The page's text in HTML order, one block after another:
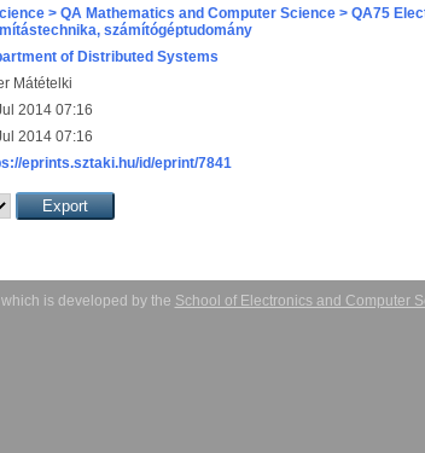
> QA Mathematics and Computer Science > QA75
számítógéptudomány
of Distributed Systems
Mátételki
2014 07:16
2014 07:16
eprints.sztaki.hu/id/eprint/7841
is developed by the School of Electronics and Computer